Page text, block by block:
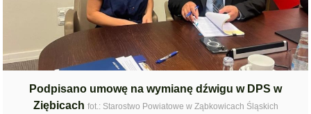
Podpisano umowę na wymianę dźwigu w DPS w
Ziębicach fot.: Starostwo Powiatowe w Ząbkowicach Śląskich